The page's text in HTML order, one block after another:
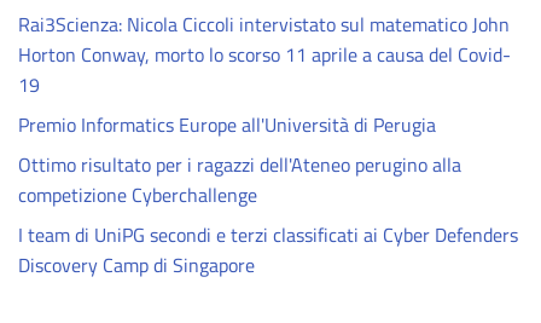
Rai3Scienza: Nicola Ciccoli intervistato sul matematico John
Horton Conway, morto lo scorso 11 aprile a causa del Covid-
19
Premio Informatics Europe all'Università di Perugia
Ottimo risultato per i ragazzi dell'Ateneo perugino alla
competizione Cyberchallenge
I team di UniPG secondi e terzi classificati ai Cyber Defenders
Discovery Camp di Singapore